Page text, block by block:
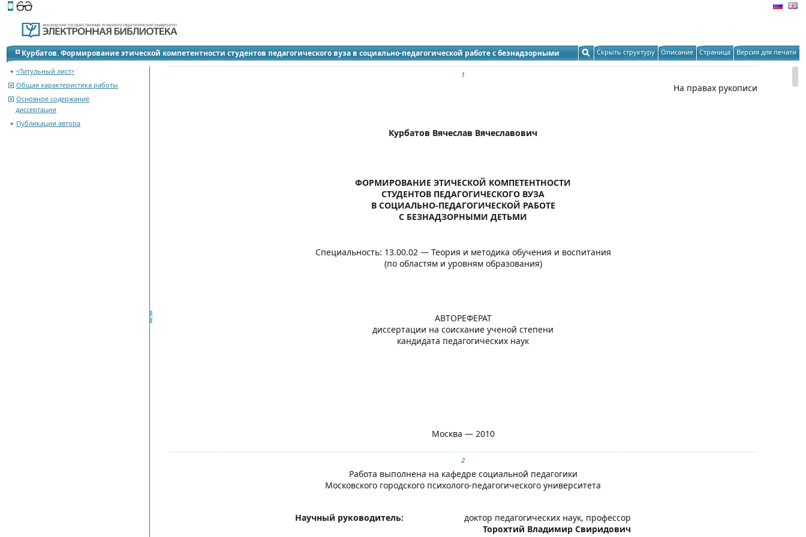
Этот сайт поддерживает
Курбатов. Формирование этической компетентности студентов педагогического вуза в социально-педагогической работе с безнадзорными
детьми: Автореферат диссертации
Скрыть структуру Описание Страница Версия для печати
<Титульный лист>
Общая характеристика работы
Основное содержание
диссертации
Публикации автора
1
На правах рукописи
Курбатов Вячеслав Вячеславович
ФОРМИРОВАНИЕ ЭТИЧЕСКОЙ КОМПЕТЕНТНОСТИ
СТУДЕНТОВ ПЕДАГОГИЧЕСКОГО ВУЗА
В СОЦИАЛЬНО-ПЕДАГОГИЧЕСКОЙ РАБОТЕ
С БЕЗНАДЗОРНЫМИ ДЕТЬМИ
Специальность: 13.00.02 — Теория и методика обучения и воспитания
(по областям и уровням образования)
АВТОРЕФЕРАТ
диссертации на соискание ученой степени
кандидата педагогических наук
Москва — 2010
2
Работа выполнена на кафедре социальной педагогики
Московского городского психолого-педагогического университета
Научный руководитель:
доктор педагогических наук, профессор
Торохтий Владимир Свиридович